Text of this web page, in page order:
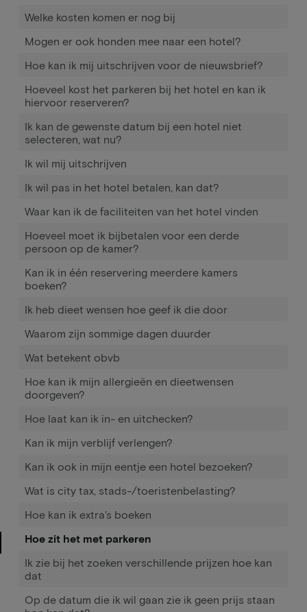
Welke kosten komen er nog bij
Mogen er ook honden mee naar een hotel?
Hoe kan ik mij uitschrijven voor de nieuwsbrief?
Hoeveel kost het parkeren bij het hotel en kan ik
hiervoor reserveren?
Ik kan de gewenste datum bij een hotel niet
selecteren, wat nu?
Ik wil mij uitschrijven
Ik wil pas in het hotel betalen, kan dat?
Waar kan ik de faciliteiten van het hotel vinden
Hoeveel moet ik bijbetalen voor een derde
persoon op de kamer?
Kan ik in één reservering meerdere kamers
boeken?
Ik heb dieet wensen hoe geef ik die door
Waarom zijn sommige dagen duurder
Wat betekent obvb
Hoe kan ik mijn allergieën en dieetwensen
doorgeven?
Hoe laat kan ik in- en uitchecken?
Kan ik mijn verblijf verlengen?
Kan ik ook in mijn eentje een hotel bezoeken?
Wat is city tax, stads-/toeristenbelasting?
Hoe kan ik extra's boeken
Hoe zit het met parkeren
Ik zie bij het zoeken verschillende prijzen hoe kan
dat
Op de datum die ik wil gaan zie ik geen prijs staan